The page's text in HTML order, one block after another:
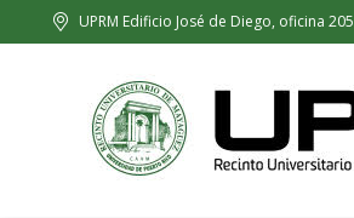
UPRM Edificio José de Diego, oficina 205